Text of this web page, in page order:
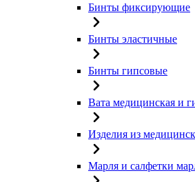
Бинты фиксирующие
Бинты эластичные
Бинты гипсовые
Вата медицинская и
Изделия из
Марля и салфетки